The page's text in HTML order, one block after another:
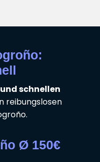
schnellen
reibungslosen
Ø 150€